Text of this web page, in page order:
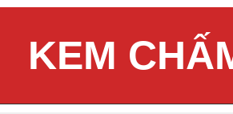
KEM